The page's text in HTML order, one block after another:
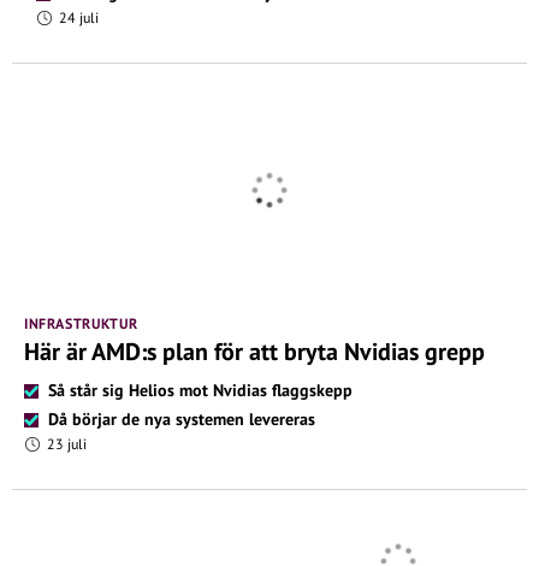
24 juli
INFRASTRUKTUR
Här är AMD:s plan för att bryta Nvidias grepp
Så står sig Helios mot Nvidias flaggskepp
Då börjar de nya systemen levereras
23 juli